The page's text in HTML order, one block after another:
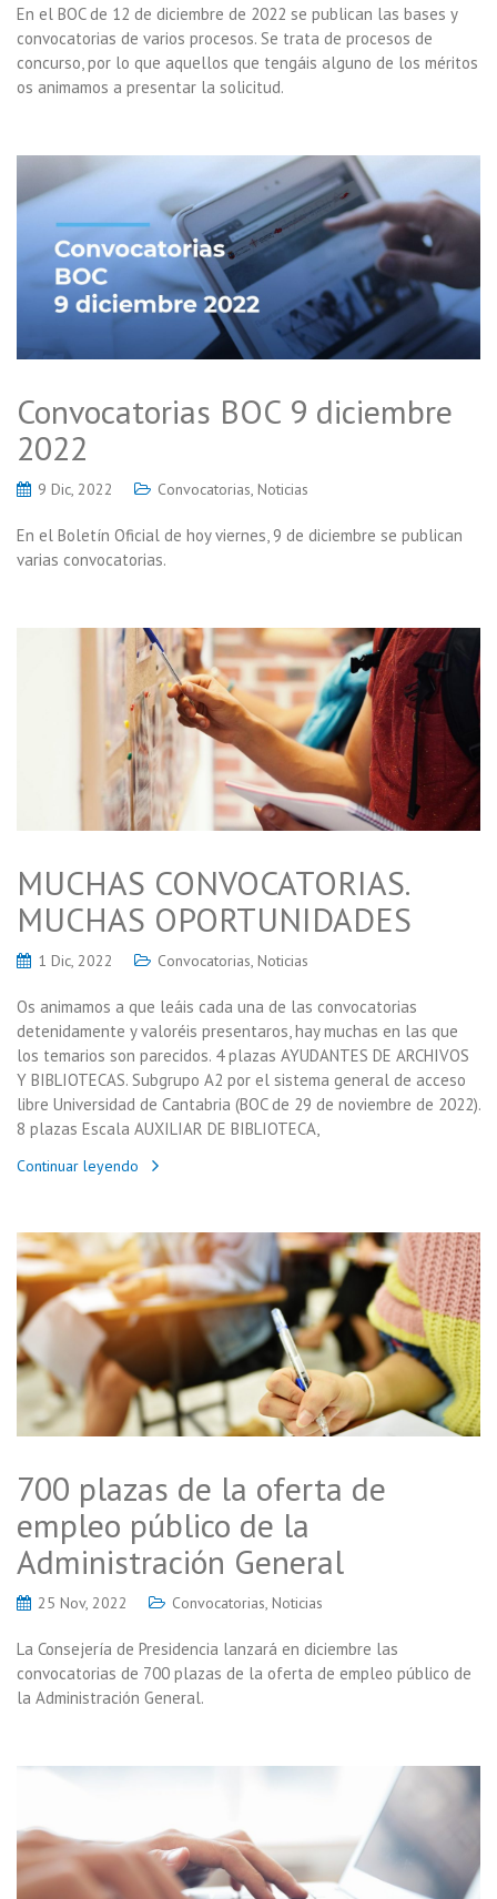
En el BOC de 12 de diciembre de 2022 se publican las bases y
convocatorias de varios procesos. Se trata de procesos de
concurso, por lo que aquellos que tengáis alguno de los méritos
os animamos a presentar la solicitud.
Convocatorias BOC 9 diciembre
2022
9 Dic, 2022 Convocatorias, Noticias
En el Boletín Oficial de hoy viernes, 9 de diciembre se publican
varias convocatorias.
MUCHAS CONVOCATORIAS.
MUCHAS OPORTUNIDADES
1 Dic, 2022 Convocatorias, Noticias
Os animamos a que leáis cada una de las convocatorias
detenidamente y valoréis presentaros, hay muchas en las que
los temarios son parecidos. 4 plazas AYUDANTES DE ARCHIVOS
Y BIBLIOTECAS. Subgrupo A2 por el sistema general de acceso
libre Universidad de Cantabria (BOC de 29 de noviembre de 2022).
8 plazas Escala AUXILIAR DE BIBLIOTECA,
Continuar leyendo
700 plazas de la oferta de
empleo público de la
Administración General
25 Nov, 2022 Convocatorias Noticias
La Consejería de Presidencia lanzará en diciembre las
convocatorias de 700 plazas de la oferta de empleo público de
la Administración General.